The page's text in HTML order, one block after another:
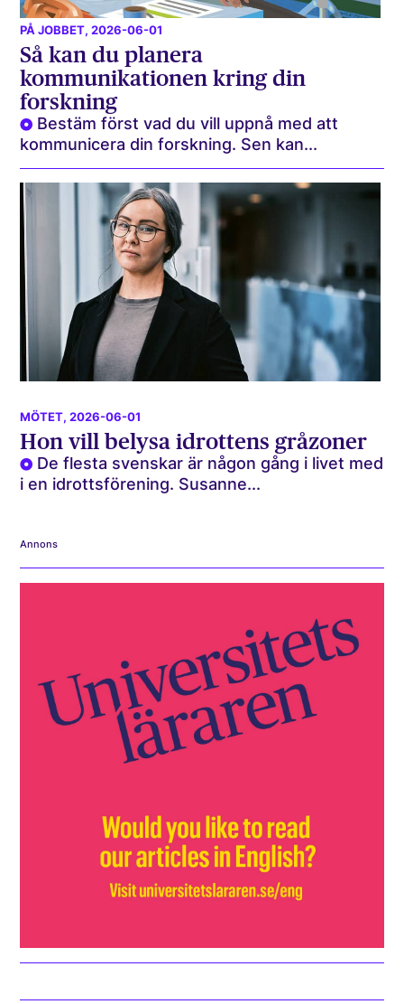
PÅ JOBBET, 2026-06-01
Så kan du planera
kommunikationen kring din
forskning
Bestäm först vad du vill uppnå med att
kommunicera din forskning. Sen kan...
MÖTET, 2026-06-01
Hon vill belysa idrottens gråzoner
De flesta svenskar är någon gång i livet med
i en idrottsförening. Susanne...
Annons